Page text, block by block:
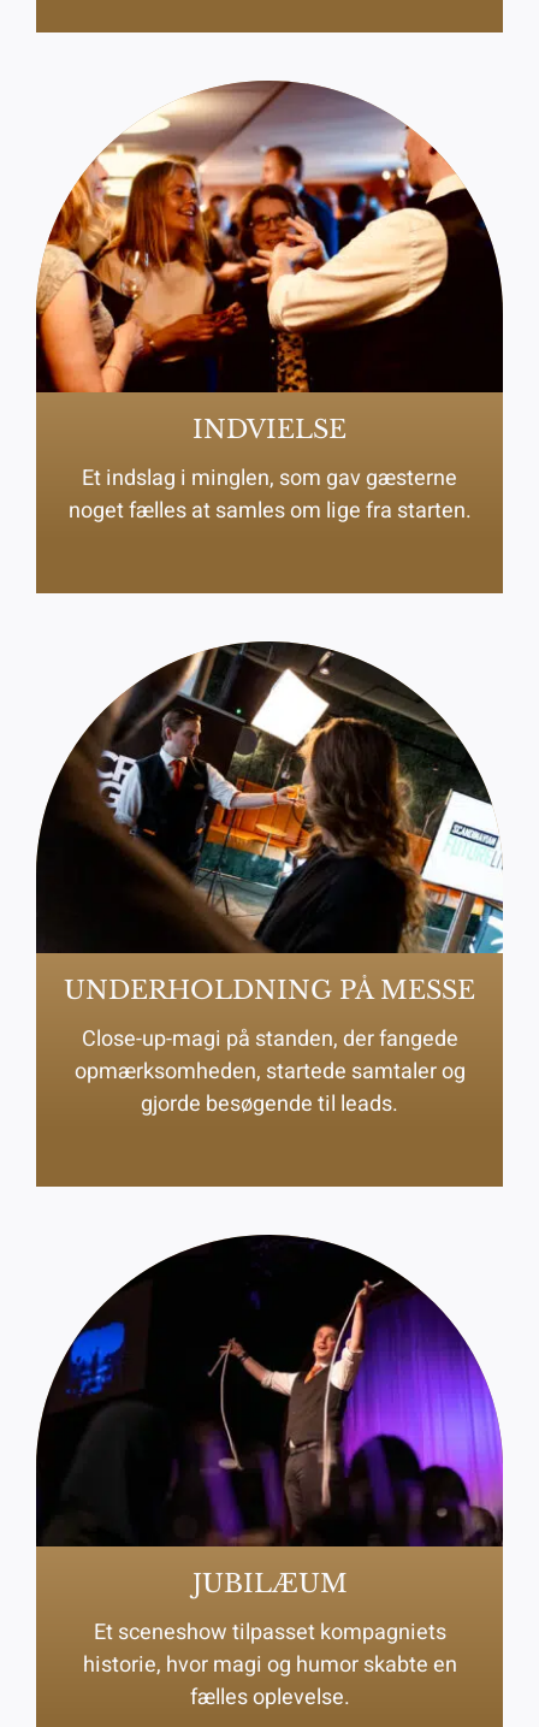
INDVIELSE
Et indslag i minglen, som gav gæsterne
noget fælles at samles om lige fra starten.
UNDERHOLDNING PÅ MESSE
Close-up-magi på standen, der fangede
opmærksomheden, startede samtaler og
gjorde besøgende til leads.
JUBILÆUM
Et sceneshow tilpasset kompagniets
historie, hvor magi og humor skabte en
fælles oplevelse.